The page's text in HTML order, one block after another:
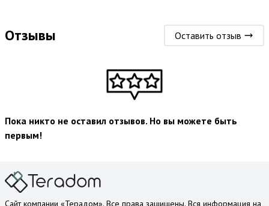
Отзывы Оставить отзыв
Пока никто не оставил отзывов. Но вы можете быть
первым!
Сайт компании «Терадом». Все права защищены. Вся информация на